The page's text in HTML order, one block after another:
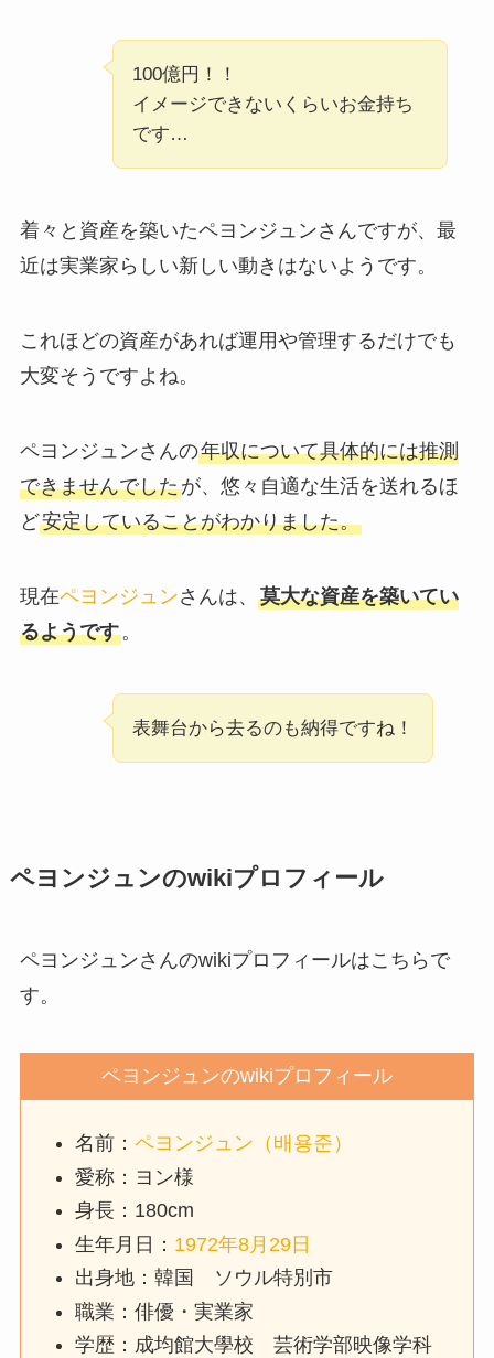
100億円！！
イメージできないくらいお金持ち
です…
着々と資産を築いたペヨンジュンさんですが、最
近は実業家らしい新しい動きはないようです。
これほどの資産があれば運用や管理するだけでも
大変そうですよね。
ペヨンジュンさんの年収について具体的には推測
できませんでしたが、悠々自適な生活を送れるほ
ど安定していることがわかりました。
現在ペヨンジュンさんは、 莫大な資産を築いてい
るようです。
表舞台から去るのも納得ですね！
ペヨンジュンのwikiプロフィール
ペヨンジュンさんのwikiプロフィールはこちらで
す。
ペヨンジュンのwikiプロフィール
名前：ペヨンジュン（배용준）
愛称：ヨン様
身長：180cm
生年月日： 1972年8月29日
出身地：韓国 ソウル特別市
職業：俳優・実業家
学歴：成均館大學校 芸術学部映像学科